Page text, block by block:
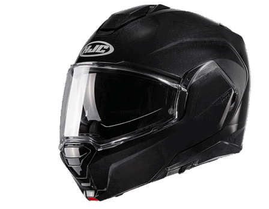
несколько
вариаций.
Опции
можно
выбрать
на
странице
товара.